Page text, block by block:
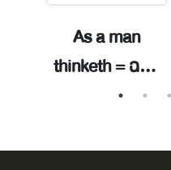
As a man
thinketh = ฉบับ
แปลภาษาไทย /